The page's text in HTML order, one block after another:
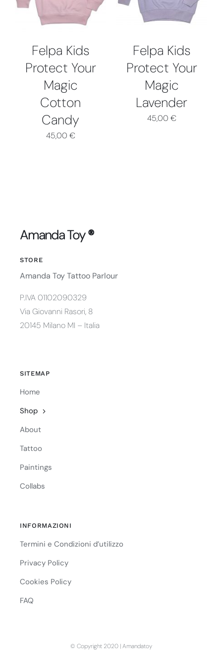
Collabs
PIÙ
VARIANTI.
POSSONO
ESSERE
SCELTE
NELLA
PAGINA
DEL
Felpa Kids
Protect Your
Magic
Cotton
Candy
45,00 €
PIÙ
VARIANTI.
POSSONO
ESSERE
SCELTE
NELLA
PAGINA
DEL
PRODOTTO
Felpa Kids
Protect Your
Magic
Lavender
45,00 €
Amanda Toy®
STORE
Amanda Toy Tattoo Parlour
P.IVA 01102090329
Via Giovanni Rasori, 8
20145 Milano MI – Italia
SITEMAP
Home
Shop
About
Tattoo
Paintings
Collabs
INFORMAZIONI
Termini e Condizioni d’utilizzo
Privacy Policy
Cookies Policy
FAQ
© Copyright 2020 | Amandatoy